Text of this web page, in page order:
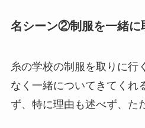
名シーン②制服を一緒に
糸の学校の制服を取りに行
なく一緒についてきてくれ
ず、特に理由も述べず、た